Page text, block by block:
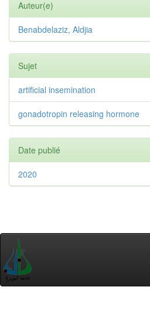
Auteur(e)
Benabdelaziz, Aldjia
Sujet
artificial insemination
gonadotropin releasing hormone
Date publié
2020